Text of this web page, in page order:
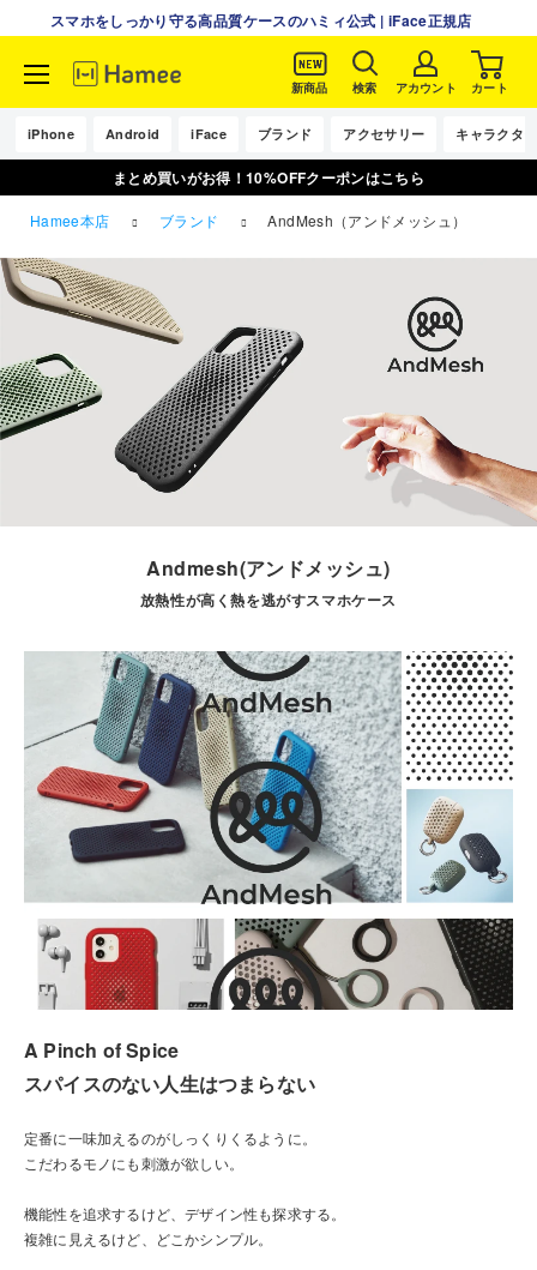
コ
テ
ス
キ
す
る
スマホをしっかり守る高品質ケースのハミィ公式 | iFace正規店
新商品 検索 アカウント カート
iPhone Android iFace ブランド アクセサリー キャラクター
まとめ買いがお得！10%OFFクーポンはこちら
Hamee本店 ブランド AndMesh（アンドメッシュ）
Andmesh(アンドメッシュ)
放熱性が高く熱を逃がすスマホケース
A Pinch of Spice
スパイスのない人生はつまらない
定番に一味加えるのがしっくりくるように。
こだわるモノにも刺激が欲しい。
機能性を追求するけど、デザイン性も探求する。
複雑に見えるけど、どこかシンプル。